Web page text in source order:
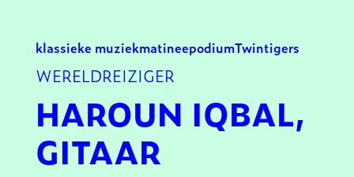
klassieke muziekmatineepodiumTwintigers
WERELDREIZIGER
HAROUN IQBAL,
GITAAR